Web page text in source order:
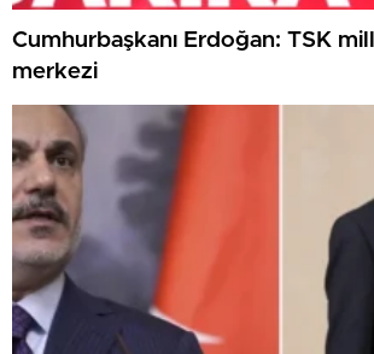
Cumhurbaşkanı Erdoğan: TSK
merkezi